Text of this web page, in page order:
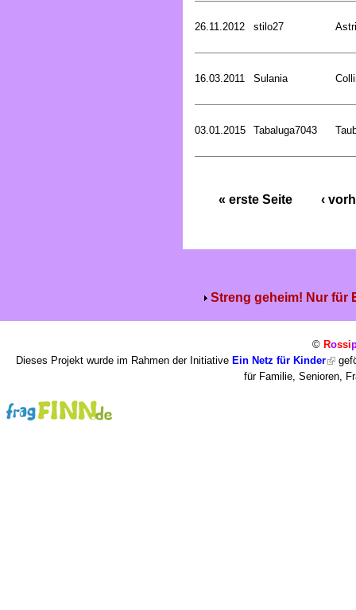
26.11.2012 stilo27
16.03.2011 Sulania
03.01.2015 Tabaluga7043
« erste Seite ‹
Streng geheim! Nur für
© Rossi
Dieses Projekt wurde im Rahmen der Initiative Ein Netz für Kinder
für Familie, Senioren,